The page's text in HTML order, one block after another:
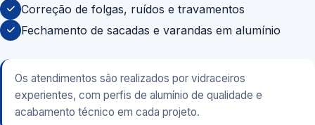
Correção de folgas, ruídos e travamentos
Fechamento de sacadas e varandas em alumínio
Os atendimentos são realizados por vidraceiros
experientes, com perfis de alumínio de qualidade e
acabamento técnico em cada projeto.